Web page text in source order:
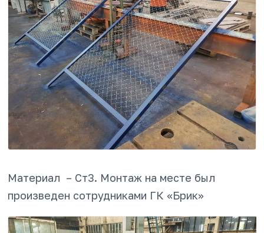
Материал – Ст3. Монтаж на месте был
произведен сотрудниками ГК «Брик»